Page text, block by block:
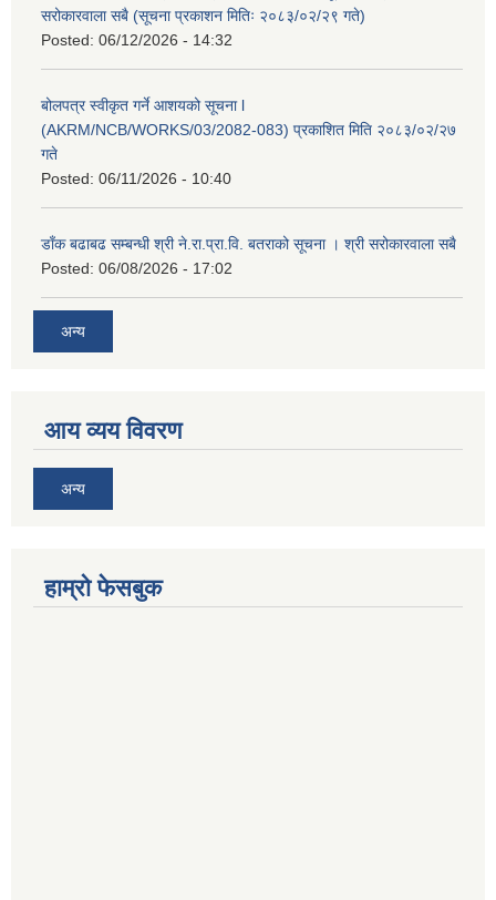
सरोकारवाला सबै (सूचना प्रकाशन मितिः २०८३/०२/२९ गते)
Posted: 06/12/2026 - 14:32
बोलपत्र स्वीकृत गर्ने आशयको सूचना l
(AKRM/NCB/WORKS/03/2082-083) प्रकाशित मिति २०८३/०२/२७
गते
Posted: 06/11/2026 - 10:40
डाँक बढाबढ सम्बन्धी श्री ने.रा.प्रा.वि. बतराको सूचना । श्री सरोकारवाला सबै
Posted: 06/08/2026 - 17:02
अन्य
आय व्यय विवरण
अन्य
हाम्रो फेसबुक